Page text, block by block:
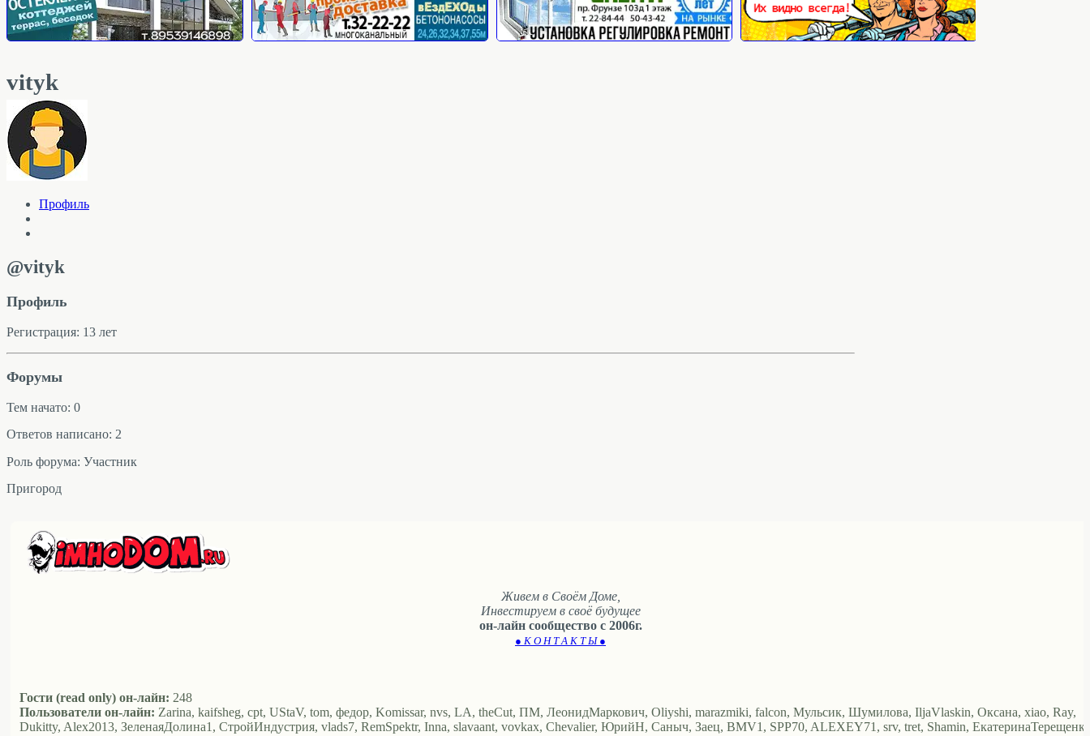
vityk
Профиль
@vityk
Профиль
Регистрация: 13 лет
Форумы
Тем начато: 0
Ответов написано: 2
Роль форума: Участник
Пригород
Живем в Своём Доме,
Инвестируем в своё будущее
он-лайн сообщество с 2006г.
● К О Н Т А К Т Ы ●
Гости (read only) он-лайн: 248
Пользователи он-лайн: Zarina, kaifsheg, cpt, UStaV, tom, федор, Komissar, nvs, LA, theCut, ПМ, ЛеонидМаркович, Oliyshi, marazmiki, falcon, Мульсик, Шумилова, IljaVlaskin, Оксана, xiao, Ray,
Dukitty, Alex2013, ЗеленаяДолина1, СтройИндустрия, vlads7, RemSpektr, Inna, slavaant, vovkax, Chevalier, ЮрийН, Саныч, Заец, BMV1, SPP70, ALEXEY71, srv, tret, Shamin,